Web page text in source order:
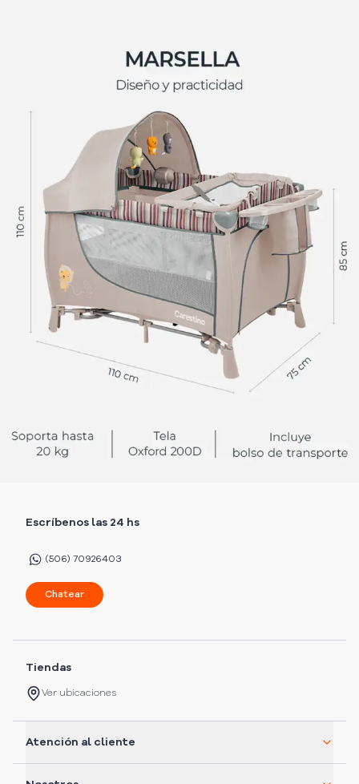
Escríbenos las 24 hs
(506) 70926403
Chatear
Tiendas
Ver ubicaciones
Atención al cliente